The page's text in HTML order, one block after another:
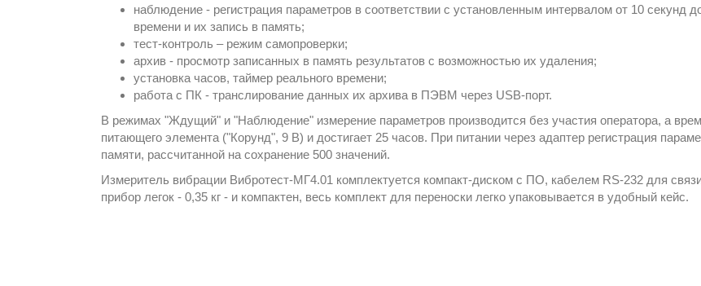
наблюдение - регистрация параметров в соответствии с установленным интервалом от 10 секунд
времени и их запись в память;
тест-контроль – режим самопроверки;
архив - просмотр записанных в память результатов с возможностью их удаления;
установка часов, таймер реального времени;
работа с ПК - транслирование данных их архива в ПЭВМ через USB-порт.
В режимах "Ждущий" и "Наблюдение" измерение параметров производится без участия оператора, а
питающего элемента ("Корунд", 9 В) и достигает 25 часов. При питании через адаптер регистрация
памяти, рассчитанной на сохранение 500 значений.
Измеритель вибрации Вибротест-МГ4.01 комплектуется компакт-диском с ПО, кабелем RS-232 для
прибор легок - 0,35 кг - и компактен, весь комплект для переноски легко упаковывается в удобный кейс.